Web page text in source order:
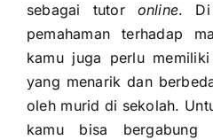
sebagai tutor online. Di
pemahaman terhadap
kamu juga perlu
yang menarik dan
oleh murid di sekolah.
kamu bisa bergabung